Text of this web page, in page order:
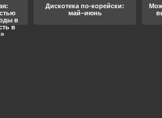
в
в
Дискотека по-корейски:
май–июнь